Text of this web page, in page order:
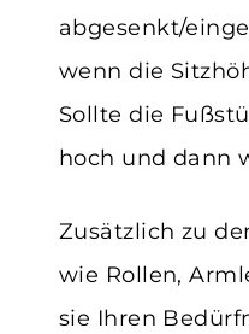
abgesenkt/
wenn die
Sollte die
hoch und dann
Zusätzlich zu
wie Rollen,
sie Ihren